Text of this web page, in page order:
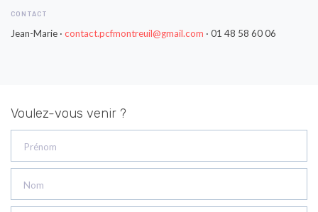
CONTACT
Jean-Marie · contact.pcfmontreuil@gmail.com · 01 48 58 60 06
Voulez-vous venir ?
Prénom
Nom